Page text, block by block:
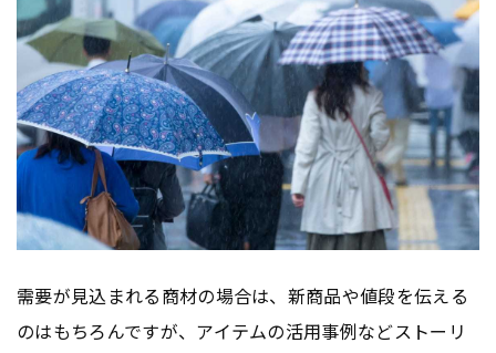
需要が見込まれる商材の場合は、新商品や値段を伝える
のはもちろんですが、アイテムの活用事例などストーリ